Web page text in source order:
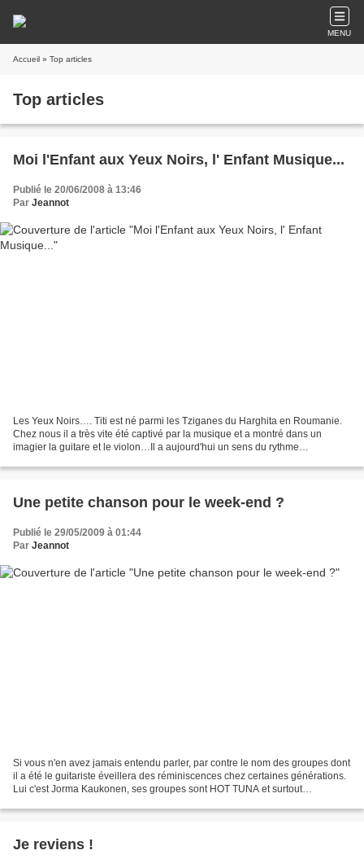
MENU
Accueil » Top articles
Top articles
Moi l'Enfant aux Yeux Noirs, l' Enfant Musique...
Publié le 20/06/2008 à 13:46
Par Jeannot
Les Yeux Noirs…. Titi est né parmi les Tziganes du Harghita en Roumanie.
Chez nous il a très vite été captivé par la musique et a montré dans un
imagier la guitare et le violon…Il a aujourd'hui un sens du rythme
Une petite chanson pour le week-end ?
Publié le 29/05/2009 à 01:44
Par Jeannot
Si vous n'en avez jamais entendu parler, par contre le nom des groupes dont
il a été le guitariste éveillera des réminiscences chez certaines générations.
Lui c'est Jorma Kaukonen, ses groupes sont HOT TUNA et surtout
Je reviens !